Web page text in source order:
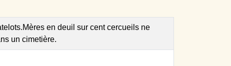
en deuil sur cent cercueils ne
un cimetière.